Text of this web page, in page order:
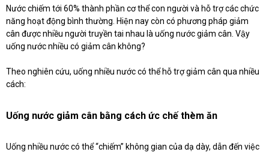
Nước chiếm tới 60% thành phần cơ thể con người và hỗ trợ các chức
năng hoạt động bình thường. Hiện nay còn có phương pháp giảm
cân được nhiều người truyền tai nhau là uống nước giảm cân. Vậy
uống nước nhiều có giảm cân không?
Theo nghiên cứu, uống nhiều nước có thể hỗ trợ giảm cân qua nhiều
cách:
Uống nước giảm cân bằng cách ức chế thèm ăn
Uống nhiều nước có thể “chiếm” không gian của dạ dày, dẫn đến việc